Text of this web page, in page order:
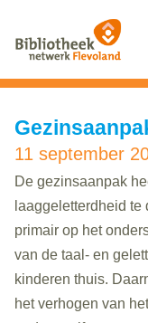
11 september
De gezinsaanpak
laaggeletterdheid
primair op het
van de taal- en
kinderen thuis.
het verhogen van